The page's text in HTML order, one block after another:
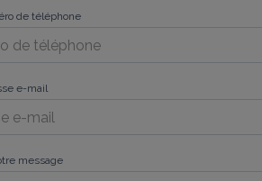
de téléphone
e-mail
message